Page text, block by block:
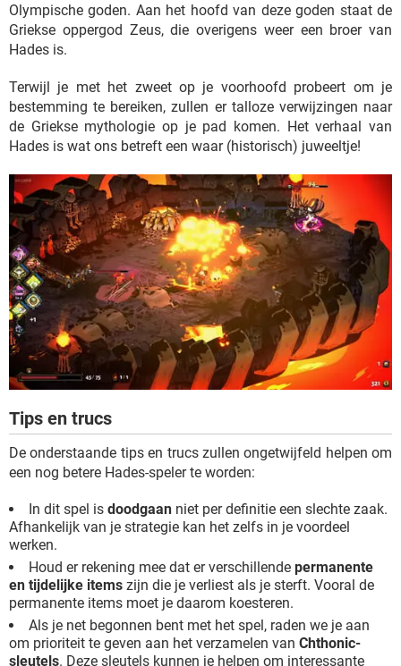
Olympische goden. Aan het hoofd van deze goden staat de
Griekse oppergod Zeus, die overigens weer een broer van
Hades is.
Terwijl je met het zweet op je voorhoofd probeert om je
bestemming te bereiken, zullen er talloze verwijzingen naar
de Griekse mythologie op je pad komen. Het verhaal van
Hades is wat ons betreft een waar (historisch) juweeltje!
Tips en trucs
De onderstaande tips en trucs zullen ongetwijfeld helpen om
een nog betere Hades-speler te worden:
In dit spel is doodgaan niet per definitie een slechte zaak.
Afhankelijk van je strategie kan het zelfs in je voordeel
werken.
Houd er rekening mee dat er verschillende permanente
en tijdelijke items zijn die je verliest als je sterft. Vooral de
permanente items moet je daarom koesteren.
Als je net begonnen bent met het spel, raden we je aan
om prioriteit te geven aan het verzamelen van Chthonic-
sleutels. Deze sleutels kunnen je helpen om interessante